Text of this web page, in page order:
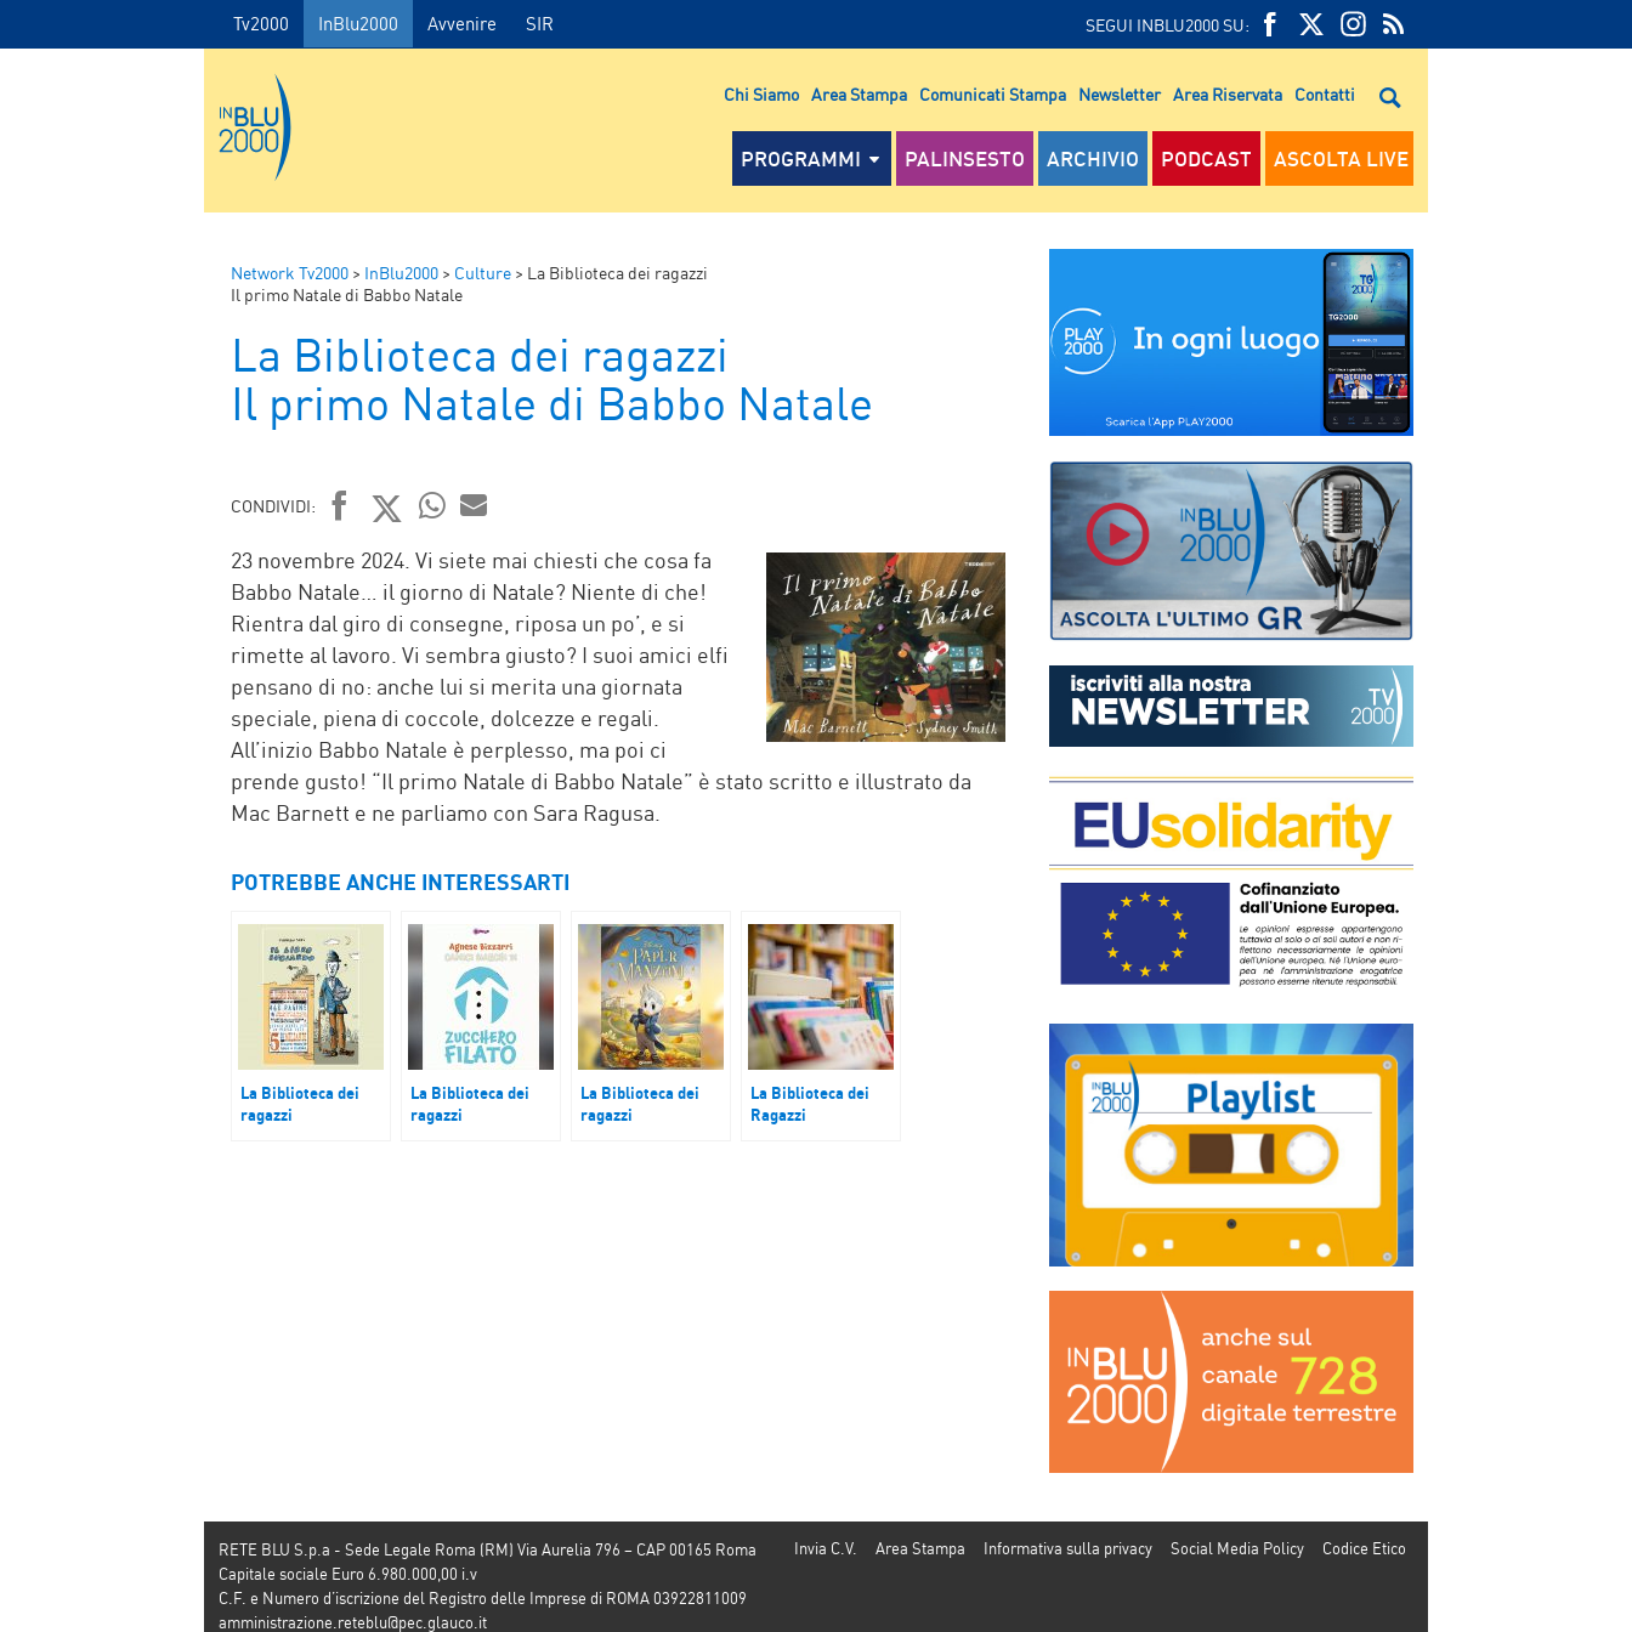
Tv2000 InBlu2000 Avvenire SIR SEGUI INBLU2000 SU:
FEED
RSS
RSS
Chi Siamo Area Stampa Comunicati Stampa Newsletter Area Riservata Contatti
PROGRAMMI PALINSESTO ARCHIVIO PODCAST ASCOLTA LIVE
Network Tv2000 > InBlu2000 > Culture > La Biblioteca dei ragazzi
Il primo Natale di Babbo Natale
La Biblioteca dei ragazzi
Il primo Natale di Babbo Natale
CONDIVIDI:
FACEBOOK
TWITTER
WHATSAPP
MAIL
23 novembre 2024. Vi siete mai chiesti che cosa fa
Babbo Natale… il giorno di Natale? Niente di che!
Rientra dal giro di consegne, riposa un po’, e si
rimette al lavoro. Vi sembra giusto? I suoi amici elfi
pensano di no: anche lui si merita una giornata
speciale, piena di coccole, dolcezze e regali.
All’inizio Babbo Natale è perplesso, ma poi ci
prende gusto! “Il primo Natale di Babbo Natale” è stato scritto e illustrato da
Mac Barnett e ne parliamo con Sara Ragusa.
POTREBBE ANCHE INTERESSARTI
La Biblioteca dei
ragazzi
La Biblioteca dei
ragazzi
La Biblioteca dei
ragazzi
La Biblioteca dei
Ragazzi
Invia C.V. Area Stampa Informativa sulla privacy Social Media Policy Codice Etico
RETE BLU S.p.a - Sede Legale Roma (RM) Via Aurelia 796 – CAP 00165 Roma
Capitale sociale Euro 6.980.000,00 i.v
C.F. e Numero d’iscrizione del Registro delle Imprese di ROMA 03922811009
amministrazione.reteblu@pec.glauco.it